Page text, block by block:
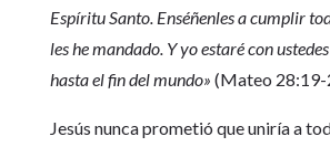
Espíritu Santo. Enséñenles a cumplir
les he mandado. Y yo estaré con
hasta el fin del mundo» (Mateo 28:19-
Jesús nunca prometió que uniría a